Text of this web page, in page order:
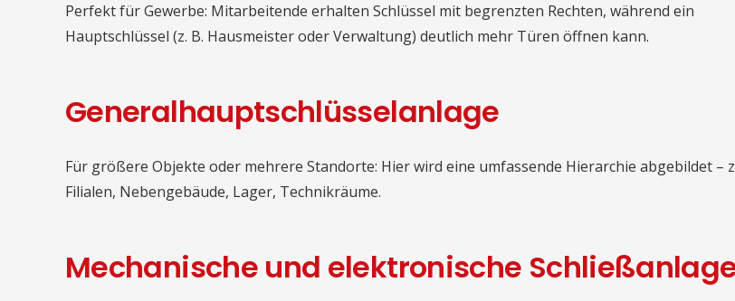
Perfekt für Gewerbe: Mitarbeitende erhalten Schlüssel mit begrenzten Rechten, während ein
Hauptschlüssel (z. B. Hausmeister oder Verwaltung) deutlich mehr Türen öffnen kann.
Generalhauptschlüsselanlage
Für größere Objekte oder mehrere Standorte: Hier wird eine umfassende Hierarchie abgebildet –
Filialen, Nebengebäude, Lager, Technikräume.
Mechanische und elektronische